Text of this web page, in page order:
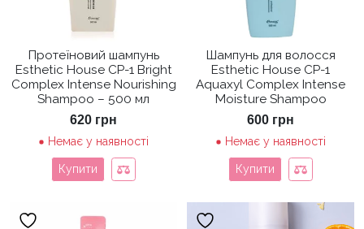
Протеїновий шампунь
Esthetic House CP-1 Bright
Complex Intense Nourishing
Shampoo – 500 мл
620 грн
Немає у наявності
Купити
Шампунь для волосся
Esthetic House CP-1
Aquaxyl Complex Intense
Moisture Shampoo
600 грн
Немає у наявності
Купити